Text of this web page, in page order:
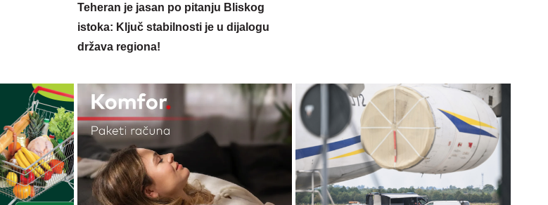
Teheran je jasan po pitanju Bliskog
istoka: Ključ stabilnosti je u dijalogu
država regiona!